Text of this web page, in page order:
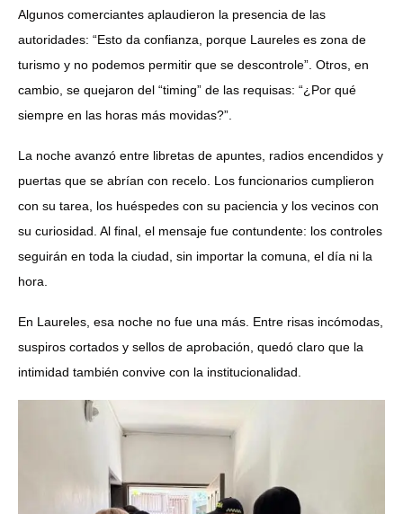
Algunos comerciantes aplaudieron la presencia de las
autoridades: “Esto da confianza, porque Laureles es zona de
turismo y no podemos permitir que se descontrole”. Otros, en
cambio, se quejaron del “timing” de las requisas: “¿Por qué
siempre en las horas más movidas?”.
La noche avanzó entre libretas de apuntes, radios encendidos y
puertas que se abrían con recelo. Los funcionarios cumplieron
con su tarea, los huéspedes con su paciencia y los vecinos con
su curiosidad. Al final, el mensaje fue contundente: los controles
seguirán en toda la ciudad, sin importar la comuna, el día ni la
hora.
En Laureles, esa noche no fue una más. Entre risas incómodas,
suspiros cortados y sellos de aprobación, quedó claro que la
intimidad también convive con la institucionalidad.